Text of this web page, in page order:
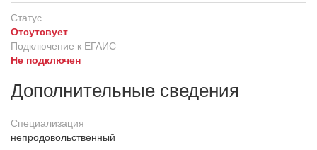
Статус
Отсутсвует
Подключение к ЕГАИС
Не подключен
Дополнительные сведения
Специализация
непродовольственный